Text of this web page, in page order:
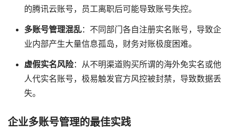
的腾讯云账号，员工离职后可能导致账号失控。
多账号管理混乱：不同部门各自注册实名账号，导致企
业内部产生大量信息孤岛，财务对账极度困难。
虚假实名风险：从不明渠道购买所谓的海外免实名或他
人代实名账号，极易触发官方风控被封禁，导致数据丢
失。
企业多账号管理的最佳实践